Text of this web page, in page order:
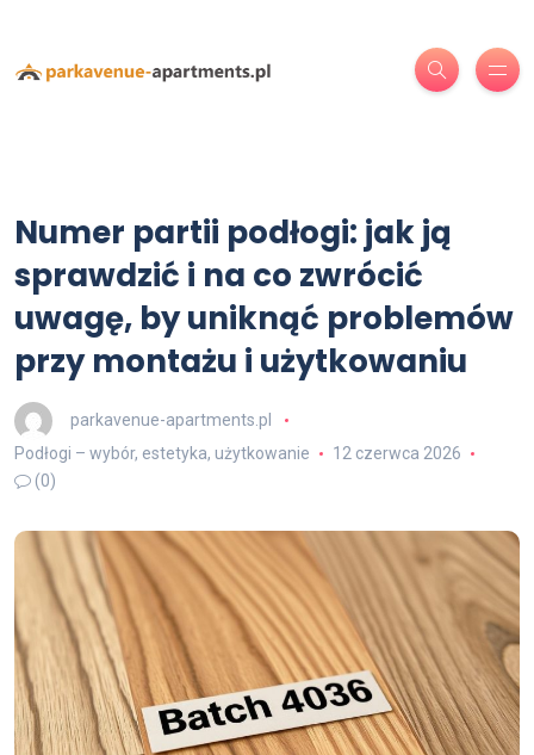
Numer partii podłogi: jak ją
sprawdzić i na co zwrócić
uwagę, by uniknąć problemów
przy montażu i użytkowaniu
parkavenue-apartments.pl
Podłogi – wybór, estetyka, użytkowanie
12 czerwca 2026
(0)